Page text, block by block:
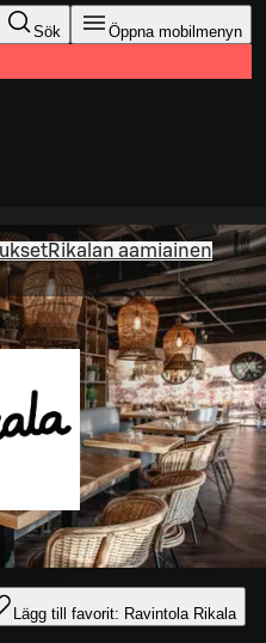
Sök Öppna mobilmenyn
Rikalan aamiainen
Lägg till favorit: Ravintola Rikala